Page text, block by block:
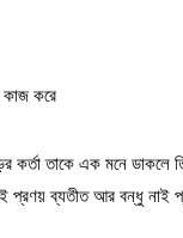
করে
কর্তা তাকে এক মনে
প্রণয় ব্যতীত আর বন্ধু